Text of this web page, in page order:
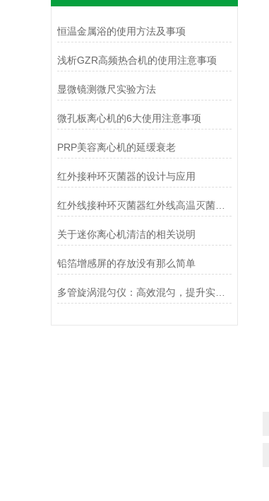
恒温金属浴的使用方法及事项
浅析GZR高频热合机的使用注意事项
显微镜测微尺实验方法
微孔板离心机的6大使用注意事项
PRP美容离心机的延缓衰老
红外接种环灭菌器的设计与应用
红外线接种环灭菌器红外线高温灭菌器生物安全柜灭菌器使用说明
关于迷你离心机清洁的相关说明
铅箔增感屏的存放没有那么简单